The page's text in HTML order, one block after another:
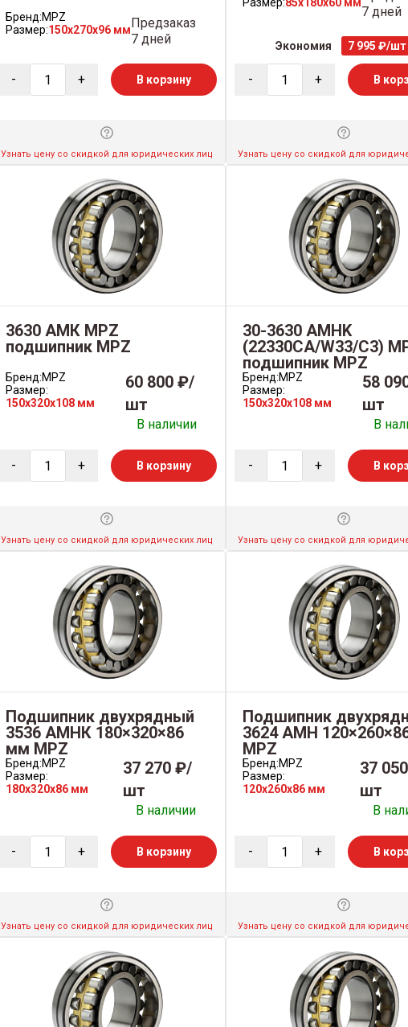
Бренд:MPZ
Размер:150x270x96 ммПредзаказ
7 дней
- + В корзину
Узнать цену со скидкой для юридических лиц
7 дней
Экономия 7 995 ₽/шт
- + В
Узнать цену со скидкой для
3630 АМК MPZ
подшипник MPZ
Бренд:MPZ
Размер:
150x320x108 мм
60 800 ₽/
шт
В наличии
- + В корзину
Узнать цену со скидкой для юридических лиц
30-3630 AMHK
(22330CA/W33/C3)
подшипник MPZ
Бренд:MPZ
Размер:
150x320x108 мм
58
шт
В
- + В
Узнать цену со скидкой для
Подшипник двухрядный
3536 АМНК 180×320×86
мм MPZ
Бренд:MPZ
Размер:
180x320x86 мм
37 270 ₽/
шт
В наличии
- + В корзину
Узнать цену со скидкой для юридических лиц
Подшипник
3624 АМН
MPZ
Бренд:MPZ
Размер:
120x260x86 мм
37
шт
В
- + В
Узнать цену со скидкой для